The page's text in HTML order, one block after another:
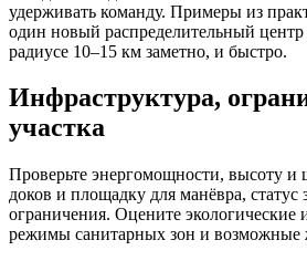
удерживать команду. Примеры из
один новый распределительный
радиусе 10–15 км заметно, и быстро.
Инфраструктура,
участка
Проверьте энергомощности, высоту и
доков и площадку для манёвра,
ограничения. Оцените
режимы санитарных зон и возможные